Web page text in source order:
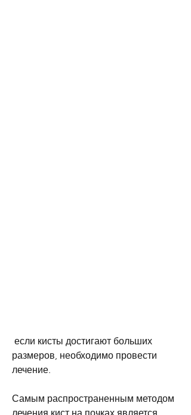
размеров, необходимо провести
лечение.
Самым распространенным методом